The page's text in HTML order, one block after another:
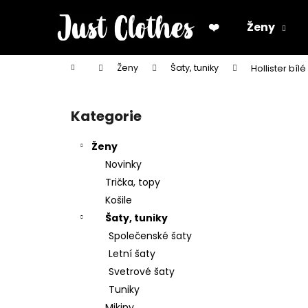
❤️ Ženy
Domů Ženy Šaty, tuniky Hollister
Přeskočit
kategorie
Kategorie
Ženy
Novinky
Trička, topy
Košile
Šaty, tuniky
Společenské šaty
Letní šaty
Svetrové šaty
Tuniky
í
Zpět
do
Zpět
do